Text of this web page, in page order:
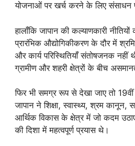
योजनाओं पर खर्च करने के लिए संसाधन
हालाँकि जापान की कल्याणकारी
प्रारंभिक औद्योगिकीकरण के दौर में
और कार्य परिस्थितियाँ संतोषजनक नहीं
ग्रामीण और शहरी क्षेत्रों के बीच
फिर भी समग्र रूप से देखा जाए तो
जापान ने शिक्षा, स्वास्थ्य, श्रम कानून,
आर्थिक विकास के क्षेत्र में जो कदम
की दिशा में महत्वपूर्ण प्रयास थे।